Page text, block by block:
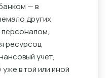
— в
других
ресурсов,
учет,
в той или иной